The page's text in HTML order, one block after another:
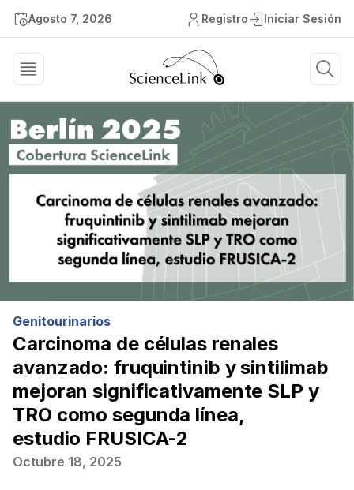
Agosto 7, 2026 Registro Iniciar Sesión
Genitourinarios
Carcinoma de células renales
avanzado: fruquintinib y sintilimab
mejoran significativamente SLP y
TRO como segunda línea,
estudio FRUSICA-2
Octubre 18, 2025